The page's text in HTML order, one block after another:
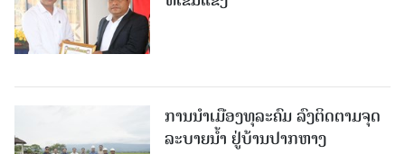
ການນໍາເມືອງທຸລະຄົມ ລົງຕິດຕາມຈຸດ
ລະບາຍນໍ້າ ຢູ່ບ້ານປາກຫາງ